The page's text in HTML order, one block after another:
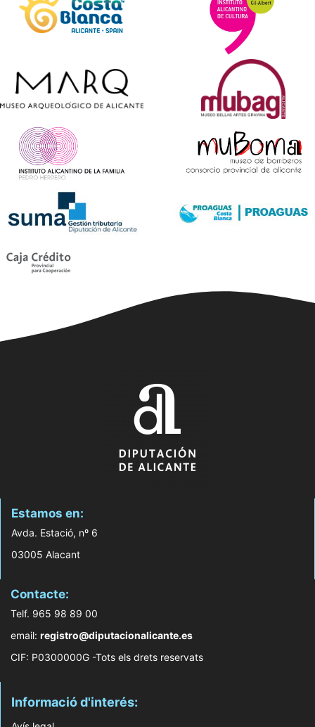
Estamos en:
Avda. Estació, nº 6
03005 Alacant
Contacte:
Telf. 965 98 89 00
email: registro@diputacionalicante.es
CIF: P0300000G -Tots els drets reservats
Informació d'interés: